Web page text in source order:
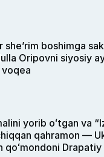
she’rim boshimga
Oripovni siyosiy
yorib oʻtgan va
qahramon —
qoʻmondoni Drapatiy